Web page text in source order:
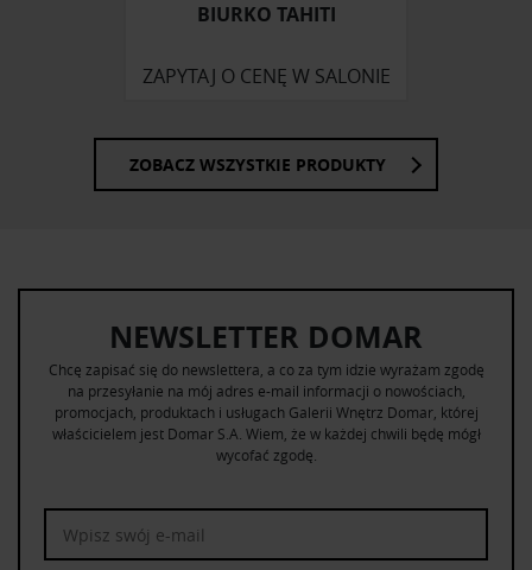
BIURKO TAHITI
ZAPYTAJ O CENĘ W SALONIE
ZOBACZ WSZYSTKIE PRODUKTY
NEWSLETTER DOMAR
Chcę zapisać się do newslettera, a co za tym idzie wyrażam zgodę
na przesyłanie na mój adres e-mail informacji o nowościach,
promocjach, produktach i usługach Galerii Wnętrz Domar, której
właścicielem jest Domar S.A. Wiem, że w każdej chwili będę mógł
wycofać zgodę.